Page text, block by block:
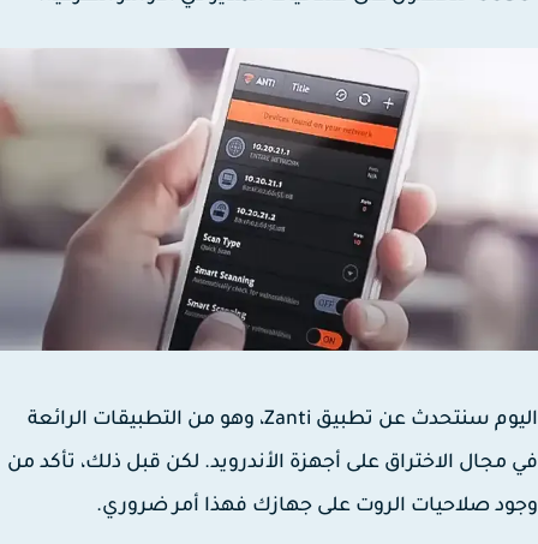
اليوم سنتحدث عن تطبيق Zanti، وهو من التطبيقات الرائعة
الاختراق على أجهزة الأندرويد. لكن قبل ذلك، تأكد من
صلاحيات الروت على جهازك فهذا أمر ضروري.